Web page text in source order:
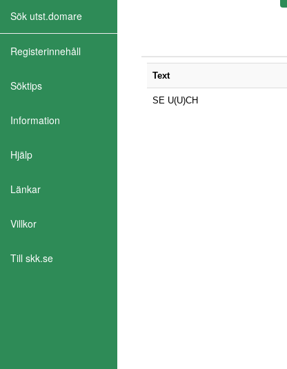
Sök utst.domare
Registerinnehåll
Söktips
Information
Hjälp
Länkar
Villkor
Till skk.se
Text
SE U(U)CH